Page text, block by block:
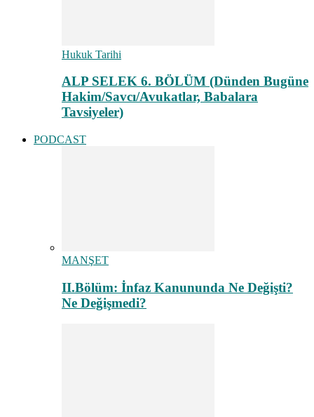
Hukuk Tarihi
ALP SELEK 6. BÖLÜM (Dünden Bugüne
Hakim/Savcı/Avukatlar, Babalara
Tavsiyeler)
PODCAST
MANŞET
II.Bölüm: İnfaz Kanununda Ne Değişti?
Ne Değişmedi?